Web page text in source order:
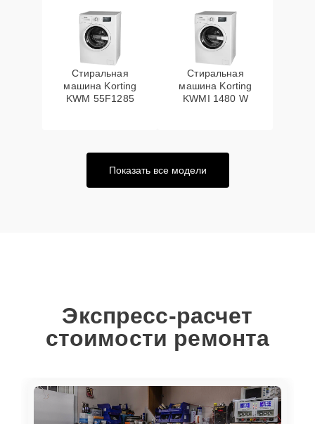
Стиральная
машина Korting
KWM 55F1285
Стиральная
машина Korting
KWMI 1480 W
Показать все модели
Экспресс-расчет
стоимости ремонта